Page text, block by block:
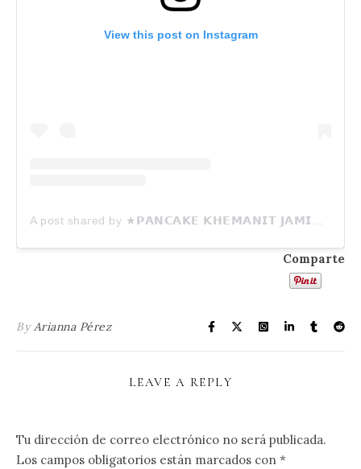
View this post on Instagram
Comparte
ByArianna Pérez
LEAVE A REPLY
Tu dirección de correo electrónico no será publicada.
Los campos obligatorios están marcados con *